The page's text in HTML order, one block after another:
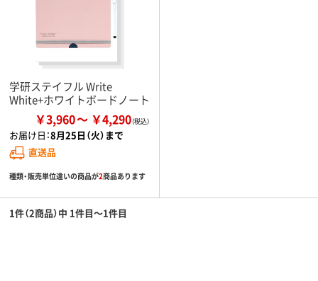
学研ステイフル Write
White+ホワイトボードノート
￥3,960 ￥4,290
お届け日：8月25日（火）まで
直送品
種類・販売単位違いの商品が2商品あります
1件（2商品）中 1件目～1件目